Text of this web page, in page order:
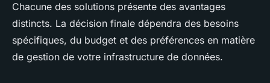
Chacune des solutions présente des avantages
distincts. La décision finale dépendra des besoins
spécifiques, du budget et des préférences en matière
de gestion de votre infrastructure de données.